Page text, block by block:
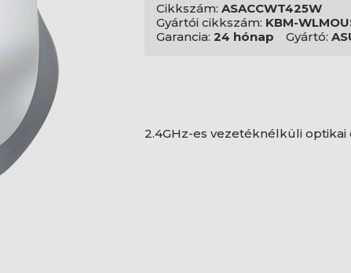
Cikkszám: ASACCWT425W
Gyártói cikkszám: KBM-
Garancia: 24 hónap Gyártó:
2.4GHz-es vezetéknélküli optikai